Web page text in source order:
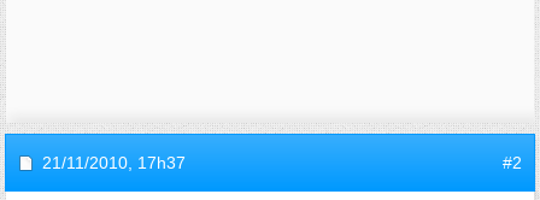
21/11/2010, 17h37 #2